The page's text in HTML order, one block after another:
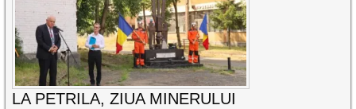
LA PETRILA, ZIUA MINERULUI